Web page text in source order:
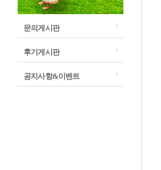
문의게시판
후기게시판
공지사항&이벤트